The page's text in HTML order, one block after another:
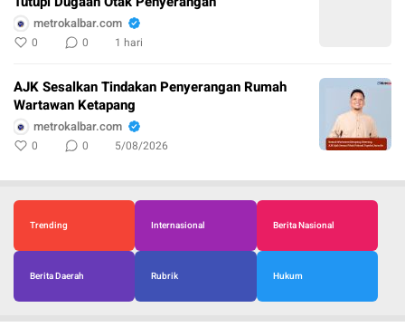
metrokalbar.com
0 0 1 hari
AJK Sesalkan Tindakan Penyerangan Rumah
Wartawan Ketapang
metrokalbar.com
0 0 5/08/2026
Trending Internasional Berita Nasional
Berita Daerah Rubrik Hukum